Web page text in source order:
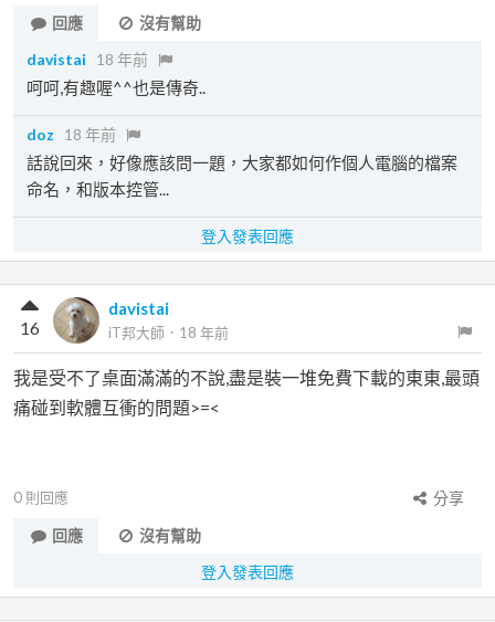
回應
沒有幫助
davistai
18 年前
呵呵,有趣喔^^也是傳奇..
doz 18 年前
話說回來，好像應該問一題，大家都如何作個人電腦的檔案
命名，和版本控管...
登入發表回應
davistai
iT邦大師 ． 18 年前
16
我是受不了桌面滿滿的不說,盡是裝一堆免費下載的東東,最頭
痛碰到軟體互衝的問題>=<
0 則回應
分享
回應
沒有幫助
登入發表回應